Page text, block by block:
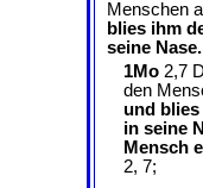
Menschen
blies ihm
seine Nase.
1Mo 2,7
den
und blies
in seine
Mensch
2, 7;